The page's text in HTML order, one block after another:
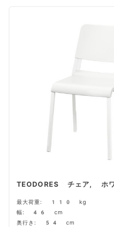
TEODORES チェア, ホワ
最大荷重: 110 kg
幅: 46 cm
奥行き: 54 cm